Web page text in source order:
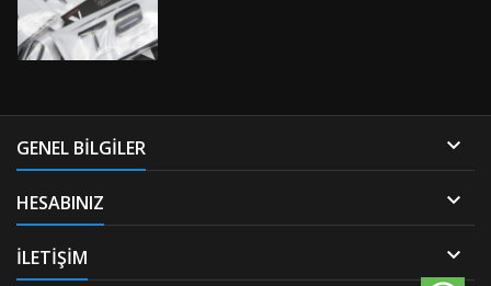
GENEL BILGILER 
HESABINIZ 
İLETİŞİM 